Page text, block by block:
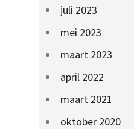
juli 2023
mei 2023
maart 2023
april 2022
maart 2021
oktober 2020